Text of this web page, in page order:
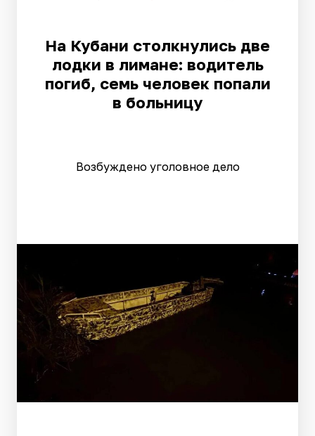
На Кубани столкнулись две
лодки в лимане: водитель
погиб, семь человек попали
в больницу
Возбуждено уголовное дело